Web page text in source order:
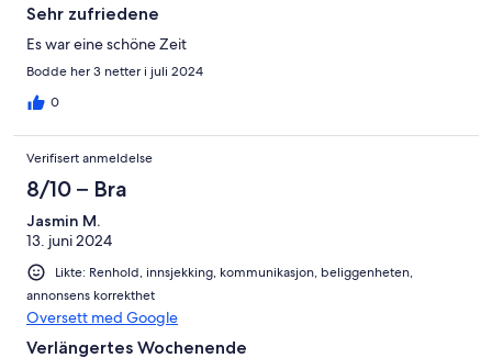
Sehr zufriedene
Es war eine schöne Zeit
Bodde her 3 netter i juli 2024
0
Verifisert anmeldelse
8/10 – Bra
Jasmin M.
13. juni 2024
Likte: Renhold, innsjekking, kommunikasjon, beliggenheten,
annonsens korrekthet
Oversett med Google
Verlängertes Wochenende